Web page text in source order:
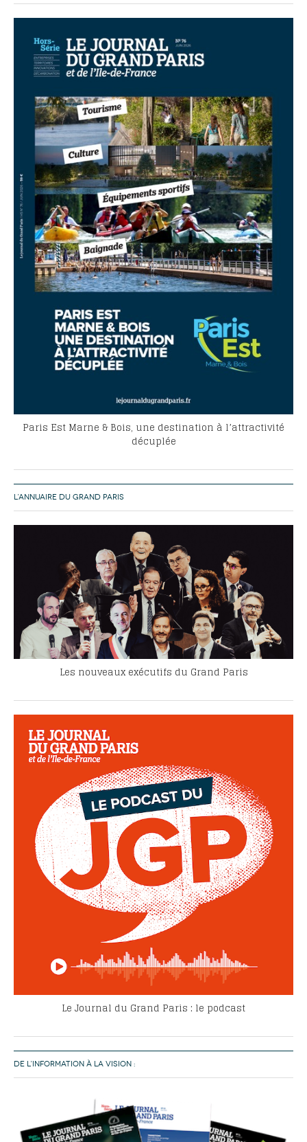
Paris Est Marne & Bois, une destination à l’attractivité
décuplée
L’ANNUAIRE DU GRAND PARIS
Les nouveaux exécutifs du Grand Paris
Le Journal du Grand Paris : le podcast
DE L’INFORMATION À LA VISION :